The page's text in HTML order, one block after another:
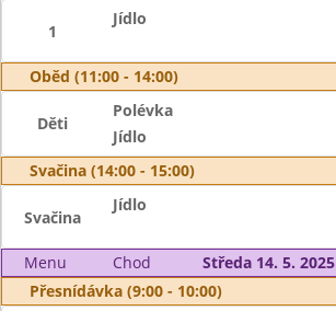
1
Jídlo
Oběd (11:00 - 14:00)
Děti
Polévka
Jídlo
Svačina (14:00 - 15:00)
Svačina
Jídlo
Menu Chod
Středa 14. 5. 2025
Přesnídávka (9:00 - 10:00)